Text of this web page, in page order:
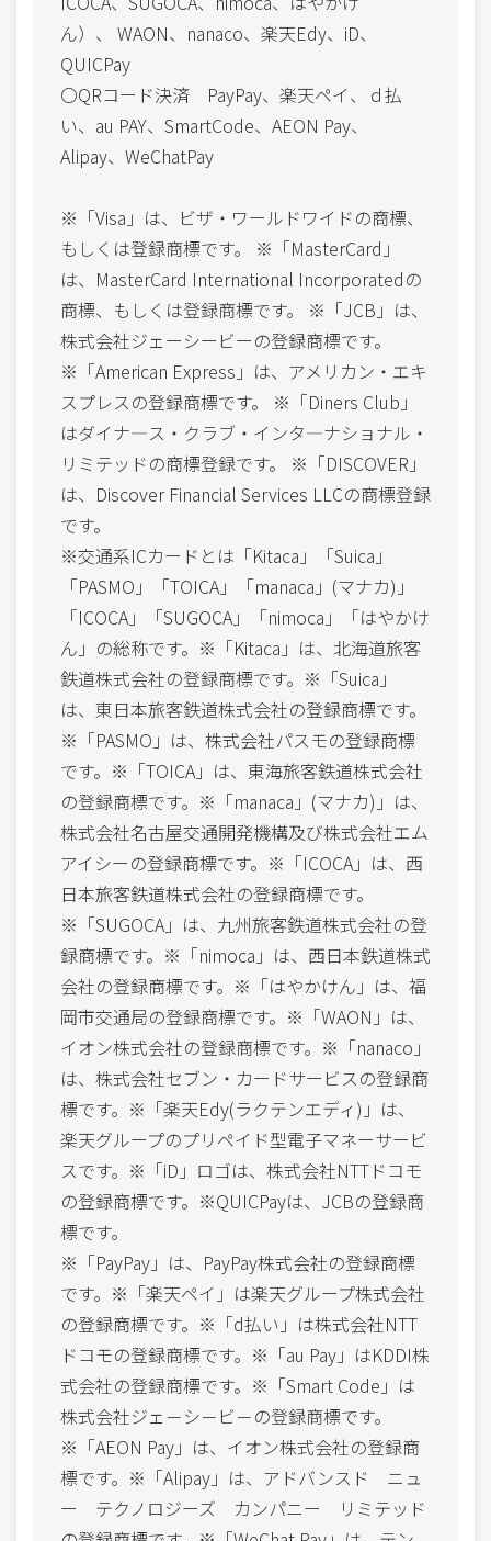
ん）、 WAON、nanaco、楽天Edy、iD、
QUICPay
〇QRコード決済 PayPay、楽天ペイ、ｄ払
い、au PAY、SmartCode、AEON Pay、
Alipay、WeChatPay
※「Visa」は、ビザ・ワールドワイドの商標、
もしくは登録商標です。 ※「MasterCard」
は、MasterCard International Incorporatedの
商標、もしくは登録商標です。 ※「JCB」は、
株式会社ジェーシービーの登録商標です。
※「American Express」は、アメリカン・エキ
スプレスの登録商標です。 ※「Diners Club」
はダイナ―ス・クラブ・インタ―ナショナル・
リミテッドの商標登録です。 ※「DISCOVER」
は、Discover Financial Services LLCの商標登録
です。
※交通系ICカードとは「Kitaca」「Suica」
「PASMO」「TOICA」「manaca」(マナカ)」
「ICOCA」「SUGOCA」「nimoca」「はやかけ
ん」の総称です。※「Kitaca」は、北海道旅客
鉄道株式会社の登録商標です。※「Suica」
は、東日本旅客鉄道株式会社の登録商標です。
※「PASMO」は、株式会社パスモの登録商標
です。※「TOICA」は、東海旅客鉄道株式会社
の登録商標です。※「manaca」(マナカ)」は、
株式会社名古屋交通開発機構及び株式会社エム
アイシーの登録商標です。※「ICOCA」は、西
日本旅客鉄道株式会社の登録商標です。
※「SUGOCA」は、九州旅客鉄道株式会社の登
録商標です。※「nimoca」は、西日本鉄道株式
会社の登録商標です。※「はやかけん」は、福
岡市交通局の登録商標です。※「WAON」は、
イオン株式会社の登録商標です。※「nanaco」
は、株式会社セブン・カードサービスの登録商
標です。※「楽天Edy(ラクテンエディ)」は、
楽天グループのプリペイド型電子マネーサービ
スです。※「iD」ロゴは、株式会社NTTドコモ
の登録商標です。※QUICPayは、JCBの登録商
標です。
※「PayPay」は、PayPay株式会社の登録商標
です。※「楽天ペイ」は楽天グループ株式会社
の登録商標です。※「d払い」は株式会社NTT
ドコモの登録商標です。※「au Pay」はKDDI株
式会社の登録商標です。※「Smart Code」は
株式会社ジェ－シ－ビ－の登録商標です。
※「AEON Pay」は、イオン株式会社の登録商
標です。※「Alipay」は、アドバンスド ニュ
ー テクノロジーズ カンパニー リミテッド